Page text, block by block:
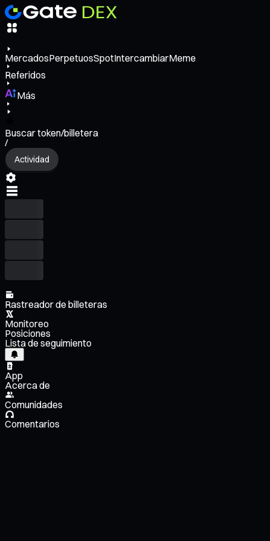
MercadosPerpetuosSpotIntercambiarMeme
Referidos
Más
Buscar token/billetera
/
Actividad
Rastreador de billeteras
Monitoreo
Posiciones
Lista de seguimiento
App
Acerca de
Comunidades
Comentarios